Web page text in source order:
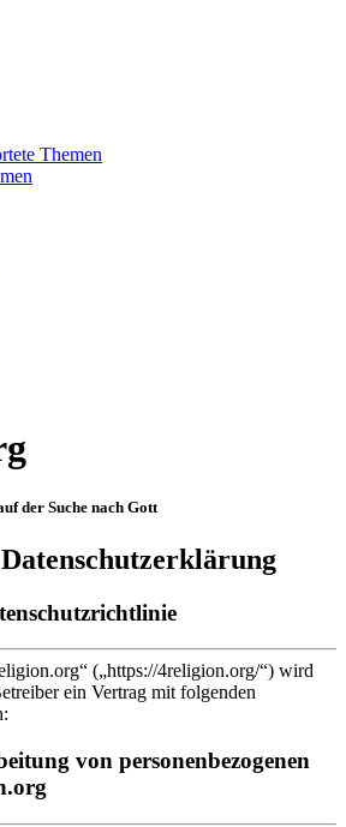
Themen
der Suche nach Gott
(„https://4religion.org/“) wird
ein Vertrag mit folgenden
von personenbezogenen